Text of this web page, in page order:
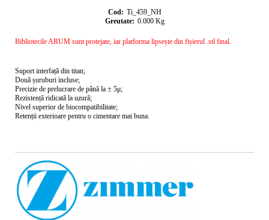
Cod: Ti_459_NH
Greutate: 0.000 Kg
Bibliotecile ARUM sunt protejate, iar platforma lipsește din fișierul .stl final.
Suport interfață din titan;
Două șuruburi incluse;
Precizie de prelucrare de până la ± 5μ;
Rezistență ridicată la uzură;
Nivel superior de biocompatibilitate;
Retenții exterioare pentru o cimentare mai buna.